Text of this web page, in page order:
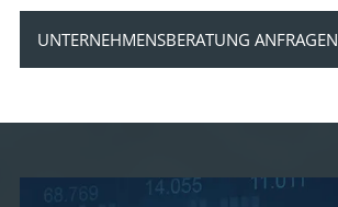
UNTERNEHMENSBERATUNG ANFRAGEN